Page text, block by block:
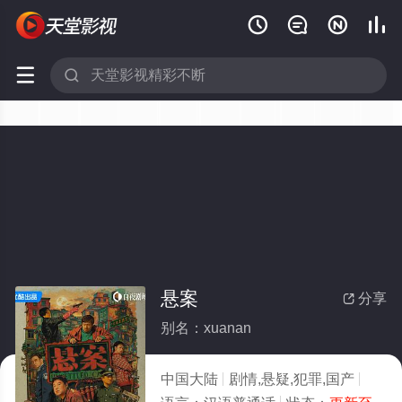
   
 
 分享
悬案
别名：xuanan
中国大陆 剧情,悬疑,犯罪,国产